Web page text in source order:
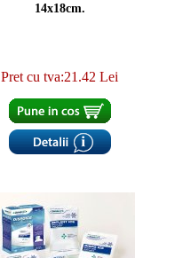
14x18cm.
Pret cu tva:21.42 Lei